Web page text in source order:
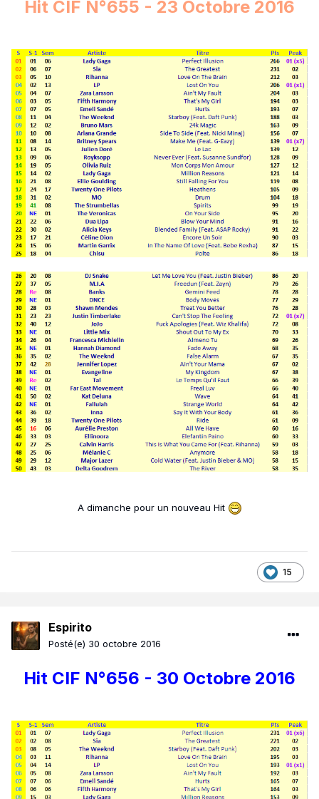
Hit CIF N°655 - 23 Octobre 2016
A dimanche pour un nouveau Hit
15
Espirito
Posté(e) 30 octobre 2016
Hit CIF N°656 - 30 Octobre 2016